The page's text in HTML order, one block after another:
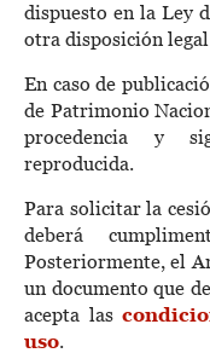
ENTRADAS
dispuesto en la Ley
otra disposición
En caso de
de Patrimonio
procedencia y
reproducida.
Para solicitar la
deberá
Posteriormente, el
un documento que
acepta las
uso.